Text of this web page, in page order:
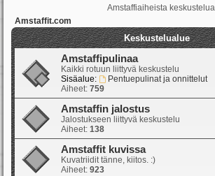
Amstaffiaiheista keskustelua
Amstaffit.com
Keskustelualue
Amstaffipulinaa
Kaikki rotuun liittyvä keskustelu
Sisäalue:
Pentuepulinat ja onnittelut
Aiheet: 759
Amstaffin jalostus
Jalostukseen liittyvä keskustelu
Aiheet: 138
Amstaffit kuvissa
Kuvatriidit tänne, kiitos. :)
Aiheet: 923